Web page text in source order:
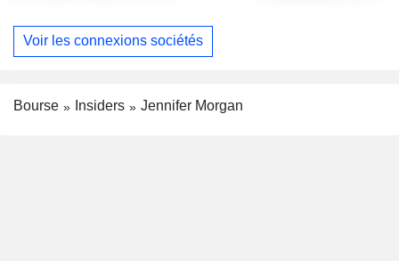
Voir les connexions sociétés
Bourse Insiders Jennifer Morgan